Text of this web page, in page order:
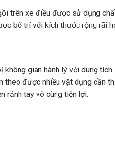
trên xe điều được sử dụng
bố trí với kích thước rộng rãi
không gian hành lý với dung
theo được nhiều vật dụng cần
rảnh tay vô cùng tiện lợi.